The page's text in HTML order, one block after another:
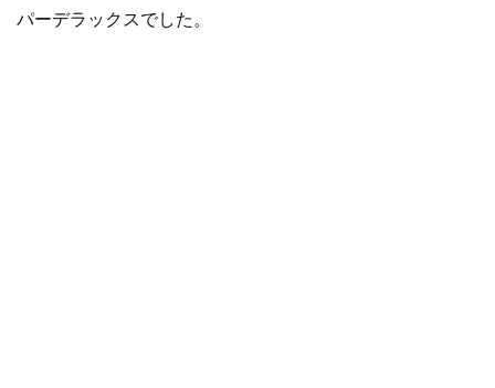
パーデラックスでした。